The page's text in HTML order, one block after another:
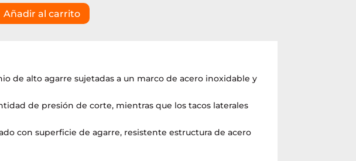
Añadir al carrito
de alto agarre sujetadas a un marco de acero inoxidable y
de presión de corte, mientras que los tacos laterales
con superficie de agarre, resistente estructura de acero